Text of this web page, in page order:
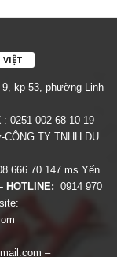
VIỆT
kp 53, phường Linh
: 0251 002 68 10 19
TY TNHH DU
666 70 147 ms Yến
HOTLINE: 0914 970
–